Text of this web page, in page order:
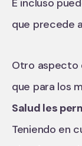
E incluso
que precede
Otro aspecto
que para los
Salud les
Teniendo en